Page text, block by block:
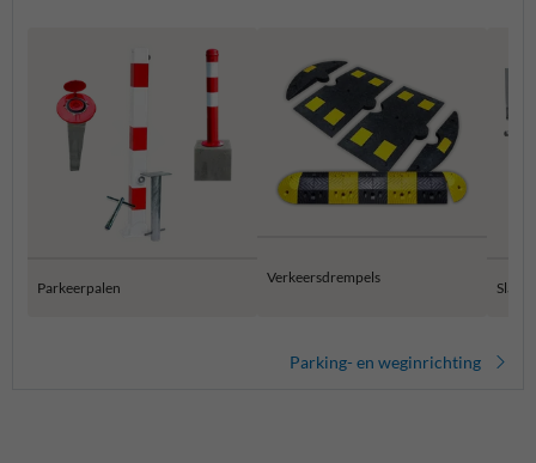
Parkeerpalen
Verkeersdrempels
Parking- en weginrichting